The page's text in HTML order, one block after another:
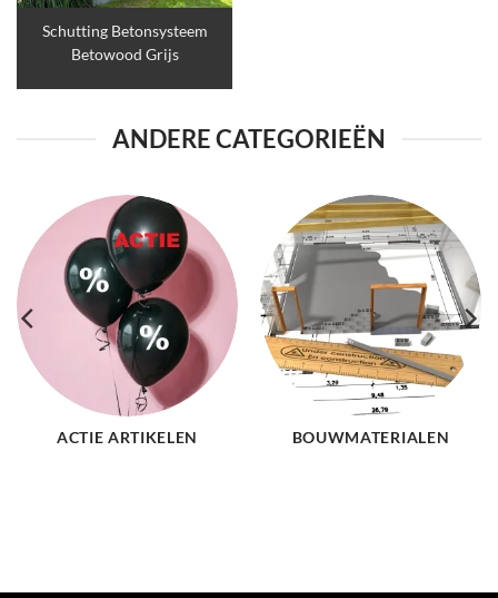
Schutting Betonsysteem
Betowood Grijs
ANDERE CATEGORIEËN
ACTIE ARTIKELEN BOUWMATERIALEN